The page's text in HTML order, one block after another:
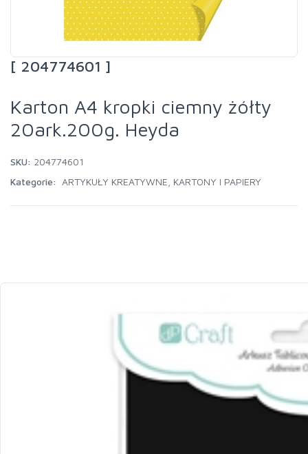
[ 204774601 ]
Karton A4 kropki ciemny żółty
20ark.200g. Heyda
SKU: 204774601
Kategorie:
ARTYKUŁY KREATYWNE KARTONY I PAPIERY